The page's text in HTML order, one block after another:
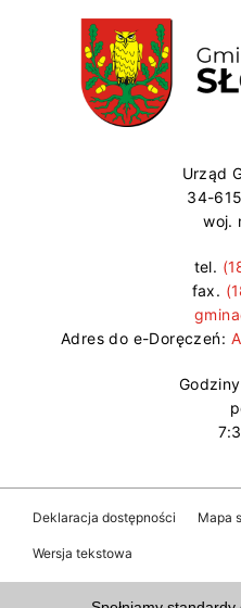
Urząd
34-
woj.
tel.
fax.
Adres do e-Doręczeń:
Deklaracja dostępności Mapa
Wersja tekstowa